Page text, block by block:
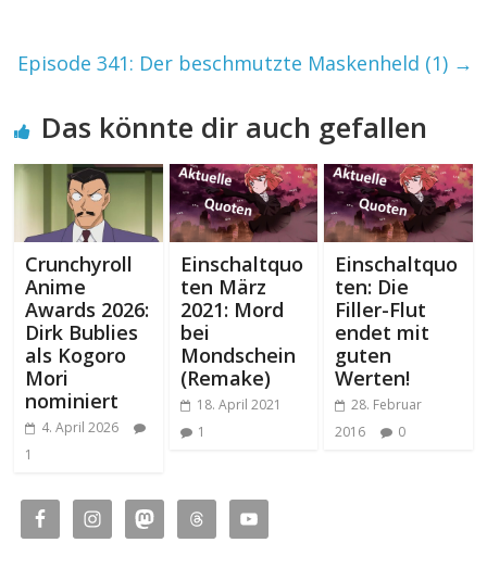
Episode 341: Der beschmutzte Maskenheld (1) →
Das könnte dir auch gefallen
Crunchyroll
Anime
Awards 2026:
Dirk Bublies
als Kogoro
Mori
nominiert
4. April 2026
1
Einschaltquo
ten März
2021: Mord
bei
Mondschein
(Remake)
18. April 2021
1
Einschaltquo
ten: Die
Filler-Flut
endet mit
guten
Werten!
28. Februar
2016
0